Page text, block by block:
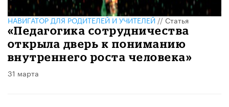
НАВИГАТОР ДЛЯ РОДИТЕЛЕЙ И УЧИТЕЛЕЙ//Статья
«Педагогика сотрудничества
открыла дверь к пониманию
внутреннего роста человека»
31 марта